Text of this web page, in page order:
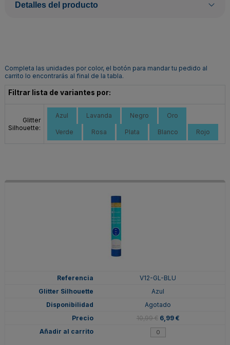
Detalles del producto
Completa las unidades por color, el botón para mandar tu pedido al
carrito lo encontrarás al final de la tabla.
Filtrar lista de variantes por:
Glitter
Silhouette:
Azul Lavanda Negro Oro
Verde Rosa Plata Blanco Rojo
V12-GL-BLU
Azul
Agotado
10,99 € 6,99 €